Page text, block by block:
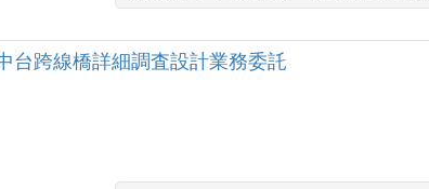
台跨線橋詳細調査設計業務委託